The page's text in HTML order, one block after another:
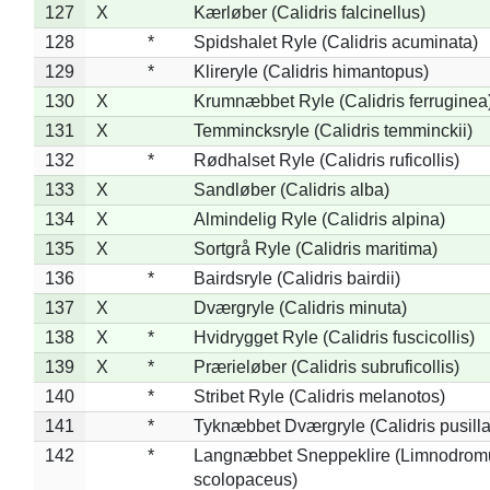
127
X
Kærløber (Calidris falcinellus)
128
*
Spidshalet Ryle (Calidris acuminata)
129
*
Klireryle (Calidris himantopus)
130
X
Krumnæbbet Ryle (Calidris
131
X
Temmincksryle (Calidris temminckii)
132
*
Rødhalset Ryle (Calidris ruficollis)
133
X
Sandløber (Calidris alba)
134
X
Almindelig Ryle (Calidris alpina)
135
X
Sortgrå Ryle (Calidris maritima)
136
*
Bairdsryle (Calidris bairdii)
137
X
Dværgryle (Calidris minuta)
138
X *
Hvidrygget Ryle (Calidris fuscicollis)
139
X *
Prærieløber (Calidris subruficollis)
140
*
Stribet Ryle (Calidris melanotos)
141
*
Tyknæbbet Dværgryle (Calidris
142
*
Langnæbbet Sneppeklire
scolopaceus)